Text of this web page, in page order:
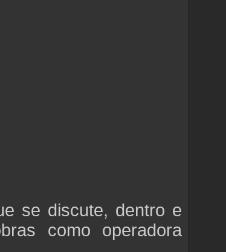
se discute, dentro e
como operadora